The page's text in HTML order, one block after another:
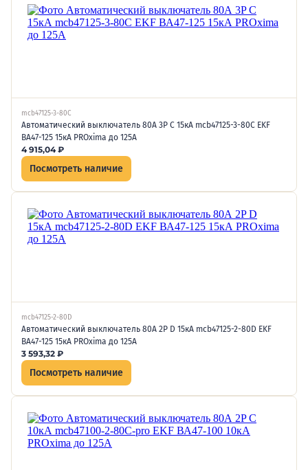
mcb47125-3-80C
Автоматический выключатель 80А 3P C 15кА mcb47125-3-80C EKF
ВА47-125 15кА PROxima до 125А
4 915,04₽
Посмотреть наличие
mcb47125-2-80D
Автоматический выключатель 80А 2P D 15кА mcb47125-2-80D EKF
ВА47-125 15кА PROxima до 125А
3 593,32 ₽
Посмотреть наличие